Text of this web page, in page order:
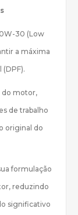
30 (Low
a máxima
do motor,
de trabalho
original do
formulação
reduzindo
significativo